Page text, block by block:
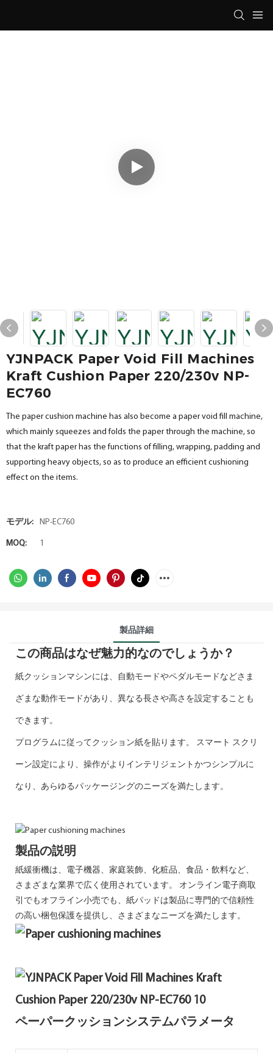
YJNPACK Paper Void Fill Machines
Kraft Cushion Paper 220/230v NP-
EC760
The paper cushion machine has also become a paper void fill machine,
which mainly squeezes and folds the paper through the machine, so
that the kraft paper has the functions of filling, wrapping, padding and
supporting heavy objects, so as to produce an efficient cushioning
effect on the items.
モデル: NP-EC760
MOQ: 1
製品詳細
この商品はなぜ魅力的なのでしょうか？
紙クッションマシンには、自動モードやペダルモードなどさま
ざまな動作モードがあり、異なる長さや高さを設定することも
できます。
プログラムに従ってクッション紙を貼ります。 スマート スクリ
ーン設定により、操作がよりインテリジェントかつシンプルに
なり、あらゆるパッケージングのニーズを満たします。
製品の説明
紙緩衝機は、電子機器、家庭装飾、化粧品、食品・飲料など、
さまざまな業界で広く使用されています。 オンライン電子商取
引でもオフライン小売でも、紙パッドは製品に専門的で信頼性
の高い梱包保護を提供し、さまざまなニーズを満たします。
ペーパークッションシステムパラメータ